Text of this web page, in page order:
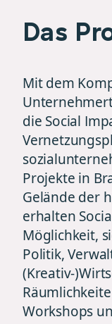
Das
Mit dem
die Social
Projekte in
Gelände der
erhalten
Möglichkeit,
Politik,
(Kreativ-
Workshops